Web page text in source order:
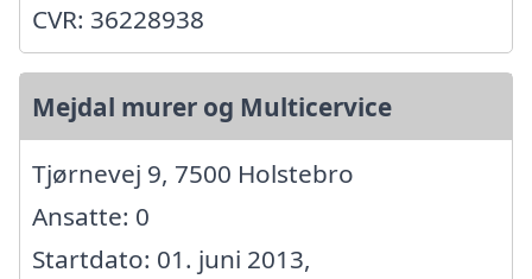
CVR: 36228938
Mejdal murer og Multicervice
Tjørnevej 9, 7500 Holstebro
Ansatte: 0
Startdato: 01. juni 2013,